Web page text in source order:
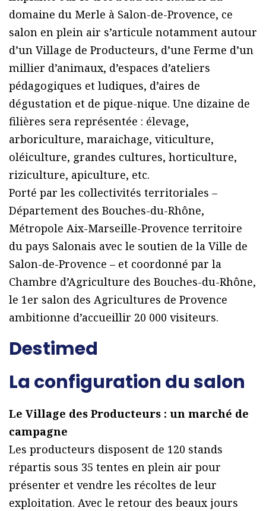
domaine du Merle à Salon-de-Provence, ce
salon en plein air s’articule notamment autour
d’un Village de Producteurs, d’une Ferme d’un
millier d’animaux, d’espaces d’ateliers
pédagogiques et ludiques, d’aires de
dégustation et de pique-nique. Une dizaine de
filières sera représentée : élevage,
arboriculture, maraichage, viticulture,
oléiculture, grandes cultures, horticulture,
riziculture, apiculture, etc.
Porté par les collectivités territoriales –
Département des Bouches-du-Rhône,
Métropole Aix-Marseille-Provence territoire
du pays Salonais avec le soutien de la Ville de
Salon-de-Provence – et coordonné par la
Chambre d’Agriculture des Bouches-du-Rhône,
le 1er salon des Agricultures de Provence
ambitionne d’accueillir 20 000 visiteurs.
Destimed
La configuration du salon
Le Village des Producteurs : un marché de
campagne
Les producteurs disposent de 120 stands
répartis sous 35 tentes en plein air pour
présenter et vendre les récoltes de leur
exploitation. Avec le retour des beaux jours